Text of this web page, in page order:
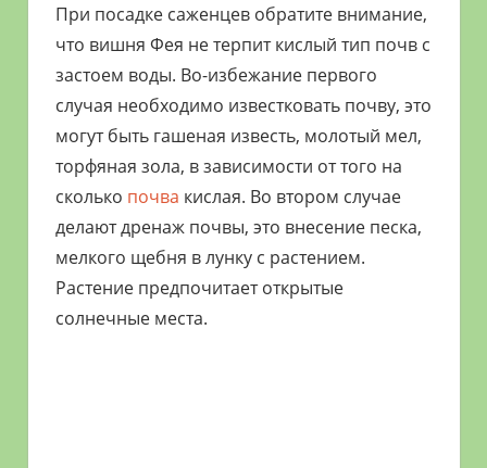
При посадке саженцев обратите внимание,
что вишня Фея не терпит кислый тип почв с
застоем воды. Во-избежание первого
случая необходимо известковать почву, это
могут быть гашеная известь, молотый мел,
торфяная зола, в зависимости от того на
сколько почва кислая. Во втором случае
делают дренаж почвы, это внесение песка,
мелкого щебня в лунку с растением.
Растение предпочитает открытые
солнечные места.